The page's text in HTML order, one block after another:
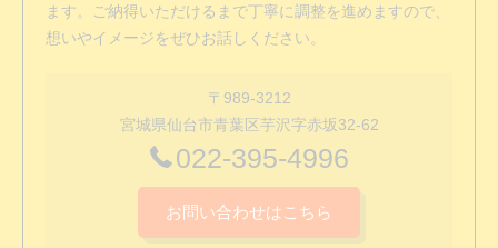
ます。ご納得いただけるまで丁寧に調整を進めますので、
想いやイメージをぜひお話しください。
〒989-3212
宮城県仙台市青葉区芋沢字赤坂32-62
022-395-4996
お問い合わせはこちら